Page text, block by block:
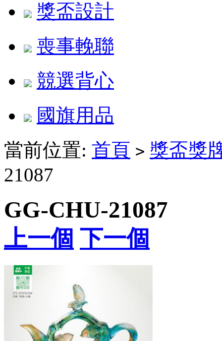
獎盃設計
喪事輓聯
競選背心
國旗用品
當前位置: 首頁 > 獎盃獎
21087
GG-CHU-21087
上一個 下一個